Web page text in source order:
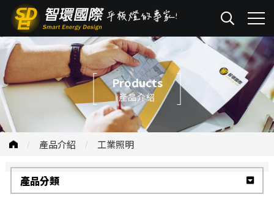
Products
產品介紹
產品介紹 工業照明
產品分類